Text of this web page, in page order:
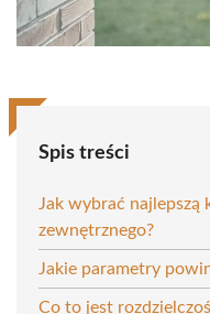
Spis treści
Jak wybrać najlepszą
zewnętrznego?
Jakie parametry
Co to jest